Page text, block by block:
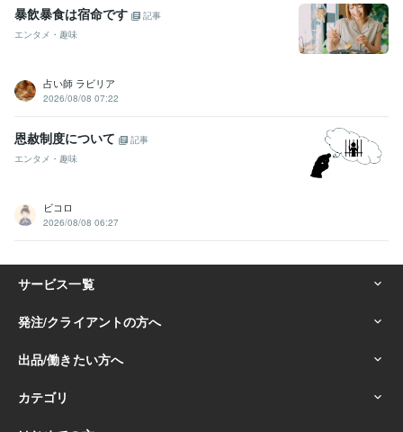
暴飲暴食は宿命です
記事
エンタメ・趣味
占い師 ラビリア
2026/08/08 07:22
恩赦制度について
記事
エンタメ・趣味
ビコロ
2026/08/08 06:27